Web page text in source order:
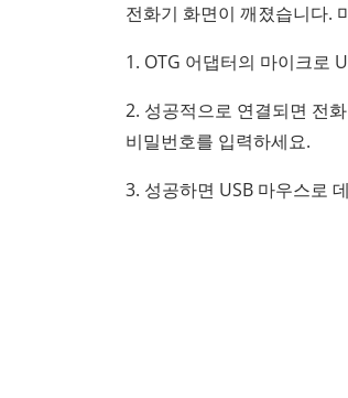
전화기 화면이 깨졌습니다.
1. OTG 어댑터의 마이크로
2. 성공적으로 연결되면 전
비밀번호를 입력하세요.
3. 성공하면 USB 마우스로